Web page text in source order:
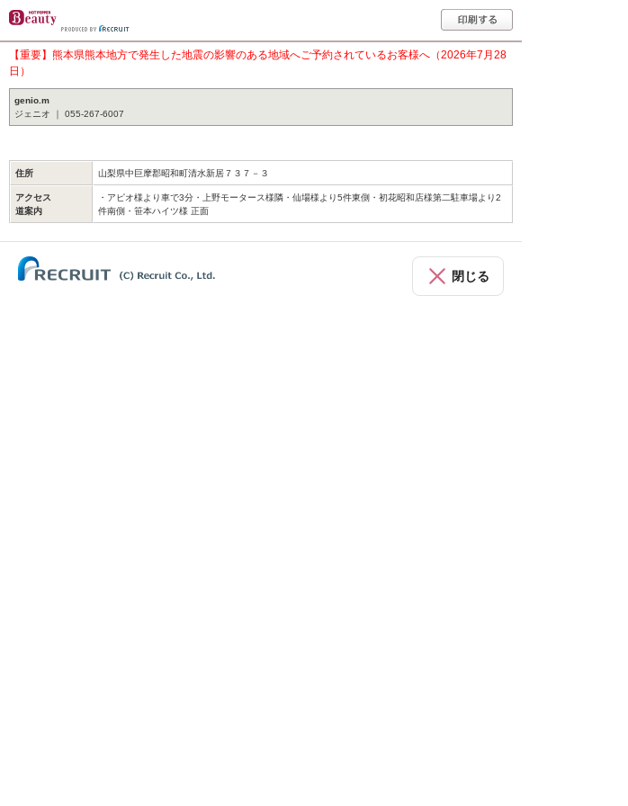
【重要】熊本県熊本地方で発生した地震の影響のある地域へご予約されているお客様へ（2026年7月28
日）
genio.m
ジェニオ ｜ 055-267-6007
住所 山梨県中巨摩郡昭和町清水新居７３７－３
アクセス
道案内
・アピオ様より車で3分・上野モータース様隣・仙場様より5件東側・初花昭和店様第二駐車場より2
件南側・笹本ハイツ様 正面
閉じる